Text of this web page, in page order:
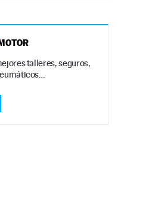
talleres, seguros,